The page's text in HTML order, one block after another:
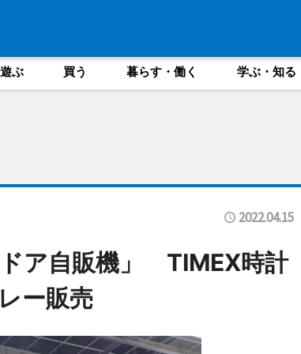
ぶ 買う 暮らす・働く 学ぶ・知る
2022.04.15
ア自販機」 TIMEX時計
ー販売